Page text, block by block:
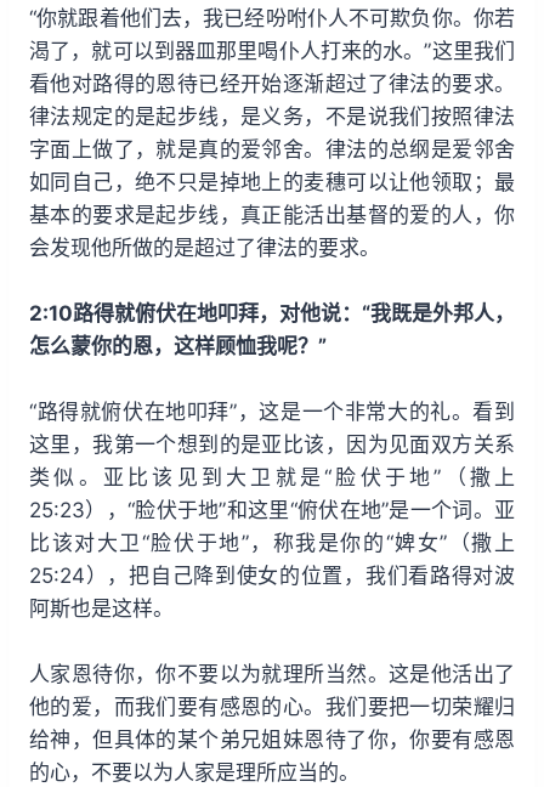
“你就跟着他们去，我已经吩咐仆人不可欺负你。你若
渴了，就可以到器皿那里喝仆人打来的水。”这里我们
看他对路得的恩待已经开始逐渐超过了律法的要求。
律法规定的是起步线，是义务，不是说我们按照律法
字面上做了，就是真的爱邻舍。律法的总纲是爱邻舍
如同自己，绝不只是掉地上的麦穗可以让他领取；最
基本的要求是起步线，真正能活出基督的爱的人，你
会发现他所做的是超过了律法的要求。
2:10路得就俯伏在地叩拜，对他说：“我既是外邦人，
怎么蒙你的恩，这样顾恤我呢？”
“路得就俯伏在地叩拜”，这是一个非常大的礼。看到
这里，我第一个想到的是亚比该，因为见面双方关系
类似。亚比该见到大卫就是“脸伏于地”（撒上
25:23），“脸伏于地”和这里“俯伏在地”是一个词。亚
比该对大卫“脸伏于地”，称我是你的“婢女”（撒上
25:24），把自己降到使女的位置，我们看路得对波
阿斯也是这样。
人家恩待你，你不要以为就理所当然。这是他活出了
他的爱，而我们要有感恩的心。我们要把一切荣耀归
给神，但具体的某个弟兄姐妹恩待了你，你要有感恩
的心，不要以为人家是理所应当的。